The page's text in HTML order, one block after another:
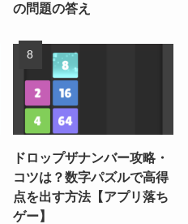
の問題の答え
ドロップザナンバー攻略・
コツは？数字パズルで高得
点を出す方法【アプリ落ち
ゲー】